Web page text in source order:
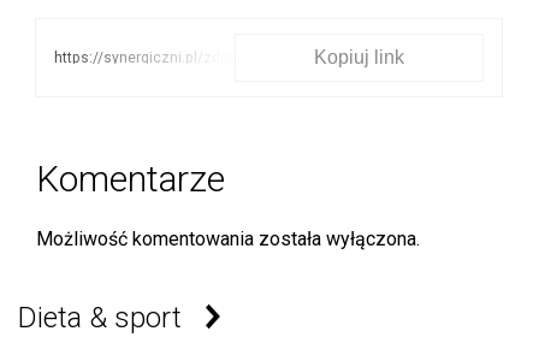
https://synergiczni.pl/zdrowie/5-
Kopiuj link
Komentarze
Możliwość komentowania została wyłączona.
Dieta & sport